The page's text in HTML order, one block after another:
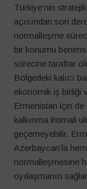
Türkiye’nin
açısından son
normalleşme
bir konumu
sürecine taraftar
Bölgedeki kalıcı
ekonomik iş birliği
Ermenistan için
kalkınma ihtimali
geçemeyebilir.
Azerbaycan’la
normalleşmesine
oydaşmanın